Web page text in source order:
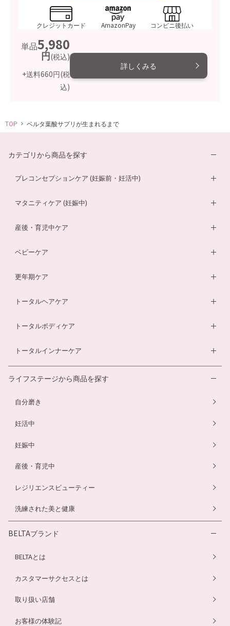
クレジットカード AmazonPay コンビニ後払い
単品5,980
円(税込)
+送料660円(税
込)
詳しくみる
TOP ベルタ葉酸サプリが生まれるまで
カテゴリから商品を探す
プレコンセプションケア (妊娠前・妊活中)
妊活サプリ
男性妊活サプリ
酵素ドリンク
温活シルク腹巻き
マタニティケア (妊娠中)
葉酸サプリ
ルイボスティー
産後・育児中ケア
DHA・EPAサプリ
鉄分ラムネ
ルイボスティー
離乳食サービス
幼児食サービス
骨盤ベルト
ベビーケア
ベビーオイル
更年期ケア
薬用入浴剤
トータルヘアケア
ヘアローション
ヘアカラートリートメント
トータルボディケア
ダイエットサプリ
酵素ドリンク
トータルインナーケア
ライフステージから商品を探す
自分磨き
妊活中
妊娠中
産後・育児中
レジリエンスビューティー
洗練された美と健康
BELTAブランド
BELTAとは
カスタマーサクセスとは
取り扱い店舗
お客様の体験記